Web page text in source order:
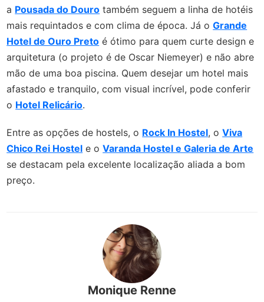
a Pousada do Douro também seguem a linha de hotéis
mais requintados e com clima de época. Já oGrande
Hotel de Ouro Preto é ótimo para quem curte design e
arquitetura (o projeto é de Oscar Niemeyer) e não abre
mão de uma boa piscina. Quem desejar um hotel mais
afastado e tranquilo, com visual incrível, pode conferir
o Hotel Relicário.
Entre as opções de hostels, o Rock In Hostel, oViva
Chico Rei Hostel e oVaranda Hostel e Galeria de Arte
se destacam pela excelente localização aliada a bom
preço.
Monique Renne